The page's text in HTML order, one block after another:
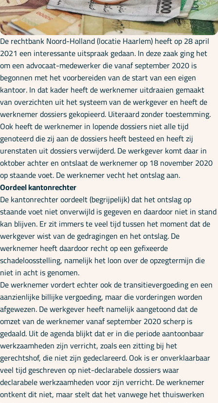
Kennisbank
Cursussen
Podcasts
Over ons
De rechtbank Noord-Holland (locatie Haarlem) heeft op 28 april
2021 een interessante uitspraak gedaan. In deze zaak ging het
om een advocaat-medewerker die vanaf september 2020 is
begonnen met het voorbereiden van de start van een eigen
kantoor. In dat kader heeft de werknemer uitdraaien gemaakt
van overzichten uit het systeem van de werkgever en heeft de
werknemer dossiers gekopieerd. Uiteraard zonder toestemming.
Ook heeft de werknemer in lopende dossiers niet alle tijd
genoteerd die zij aan de dossiers heeft besteed en heeft zij
urenstaten uit dossiers verwijderd. De werkgever komt daar in
oktober achter en ontslaat de werknemer op 18 november 2020
op staande voet. De werknemer vecht het ontslag aan.
Oordeel kantonrechter
De kantonrechter oordeelt (begrijpelijk) dat het ontslag op
staande voet niet onverwijld is gegeven en daardoor niet in stand
kan blijven. Er zit immers te veel tijd tussen het moment dat de
werkgever wist van de gedragingen en het ontslag. De
werknemer heeft daardoor recht op een gefixeerde
schadeloosstelling, namelijk het loon over de opzegtermijn die
niet in acht is genomen.
De werknemer vordert echter ook de transitievergoeding en een
aanzienlijke billijke vergoeding, maar die vorderingen worden
afgewezen. De werkgever heeft namelijk aangetoond dat de
omzet van de werknemer vanaf september 2020 scherp is
gedaald. Uit de agenda blijkt dat er in die periode aantoonbaar
werkzaamheden zijn verricht, zoals een zitting bij het
gerechtshof, die niet zijn gedeclareerd. Ook is er onverklaarbaar
veel tijd geschreven op niet-declarabele dossiers waar
declarabele werkzaamheden voor zijn verricht. De werknemer
ontkent dit niet, maar stelt dat het vanwege het thuiswerken